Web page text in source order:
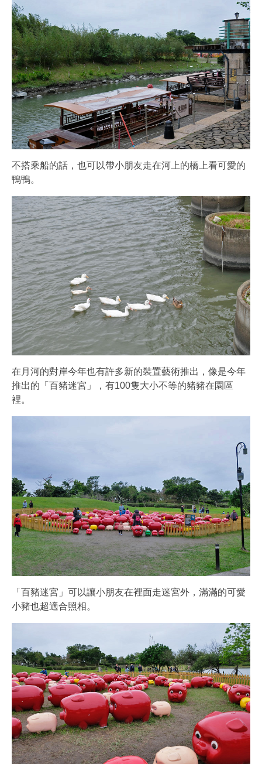
不搭乘船的話，也可以帶小朋友走在河上的橋上看可愛的
鴨鴨。
在月河的對岸今年也有許多新的裝置藝術推出，像是今年
推出的「百豬迷宮」，有100隻大小不等的豬豬在園區
裡。
「百豬迷宮」可以讓小朋友在裡面走迷宮外，滿滿的可愛
小豬也超適合照相。